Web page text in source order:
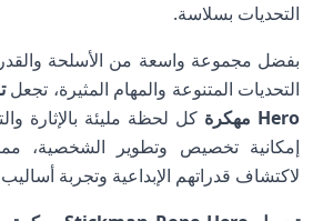
التحديات بسلاسة.
بفضل مجموعة واسعة من الأسلحة
التحديات المتنوعة والمهام المثيرة، تجعل
Hero مهكرة
كل لحظة مليئة بالإثارة
إمكانية تخصيص وتطوير الشخصية،
لاكتشاف قدراتهم الإبداعية وتجربة